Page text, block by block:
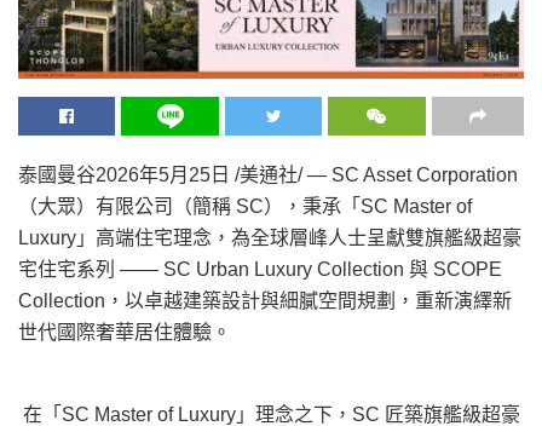
泰國曼谷2026年5月25日 /美通社/ — SC Asset Corporation
（大眾）有限公司（簡稱 SC），秉承「SC Master of
Luxury」高端住宅理念，為全球層峰人士呈獻雙旗艦級超豪
宅住宅系列 —— SC Urban Luxury Collection 與 SCOPE
Collection，以卓越建築設計與細膩空間規劃，重新演繹新
世代國際奢華居住體驗。
在「SC Master of Luxury」理念之下，SC 匠築旗艦級超豪